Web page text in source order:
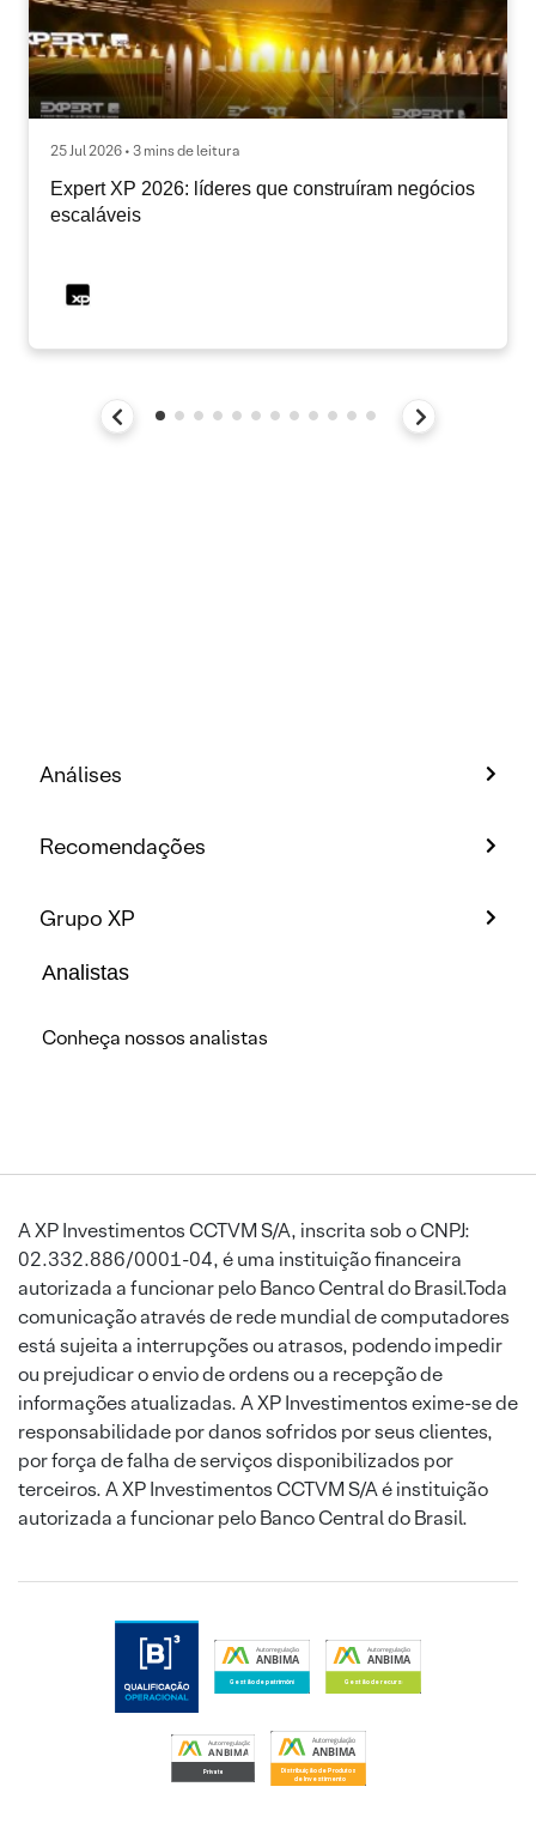
25 Jul 2026 • 3 mins de leitura
Expert XP 2026: líderes que construíram negócios
escaláveis
Análises
Recomendações
Grupo XP
Analistas
Conheça nossos analistas
A XP Investimentos CCTVM S/A, inscrita sob o CNPJ:
02.332.886/0001-04, é uma instituição financeira
autorizada a funcionar pelo Banco Central do Brasil.Toda
comunicação através de rede mundial de computadores
está sujeita a interrupções ou atrasos, podendo impedir
ou prejudicar o envio de ordens ou a recepção de
informações atualizadas. A XP Investimentos exime-se de
responsabilidade por danos sofridos por seus clientes,
por força de falha de serviços disponibilizados por
terceiros. A XP Investimentos CCTVM S/A é instituição
autorizada a funcionar pelo Banco Central do Brasil.